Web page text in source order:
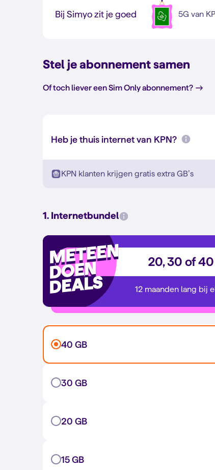
Bij Simyo zit je goed 5G van
Stel je abonnement samen
Of toch liever een Sim Only abonnement?
Heb je thuis internet van KPN?
KPN klanten krijgen gratis extra GB’s
1. Internetbundel
20, 30 of
12 maanden lang bij
40 GB
30 GB
20 GB
15 GB